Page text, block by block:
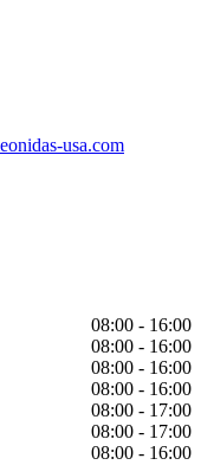
usa.com
08:00 - 16:00
08:00 - 16:00
08:00 - 16:00
08:00 - 16:00
08:00 - 17:00
08:00 - 17:00
08:00 - 16:00